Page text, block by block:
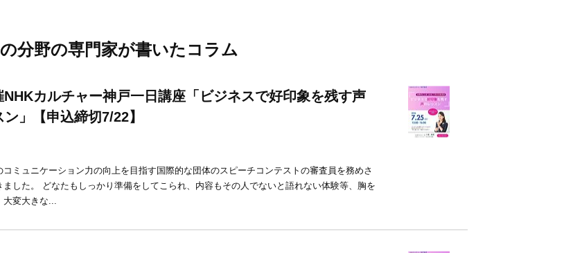
分野の専門家が書いたコラム
NHKカルチャー神戸一日講座「ビジネスで好印象を残す声
」【申込締切7/22】
コミュニケーション力の向上を目指す国際的な団体のスピーチコンテストの審査員を務めさ
ました。 どなたもしっかり準備をしてこられ、内容もその人でないと語れない体験等、胸を
大変大きな...